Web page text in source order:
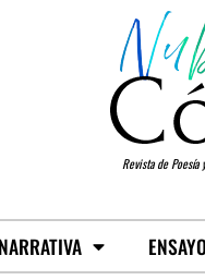
Revista de
NARRATIVA